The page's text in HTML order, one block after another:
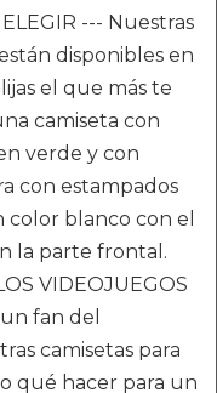
--- Nuestras
disponibles en
el que más te
camiseta con
verde y con
con estampados
blanco con el
la parte frontal.
VIDEOJUEGOS
fan del
camisetas para
qué hacer para un